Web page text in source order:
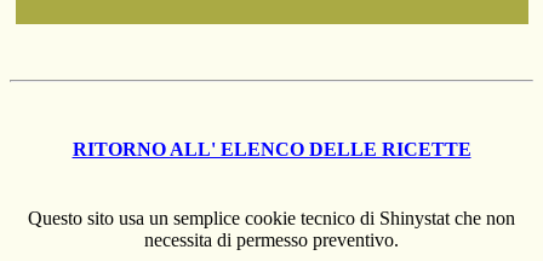
RITORNO ALL' ELENCO DELLE RICETTE
Questo sito usa un semplice cookie tecnico di Shinystat che non
necessita di permesso preventivo.